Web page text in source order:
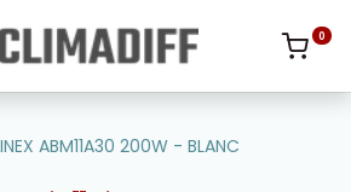
0
ABM11A30 200W - BLANC